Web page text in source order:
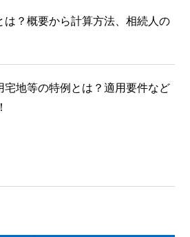
は？概要から計算方法、相続人の
宅地等の特例とは？適用要件など